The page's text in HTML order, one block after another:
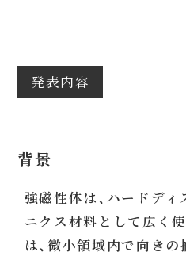
発表内容
背景
強磁性体は、ハードデ
ニクス材料として広く
は、微小領域内で向き